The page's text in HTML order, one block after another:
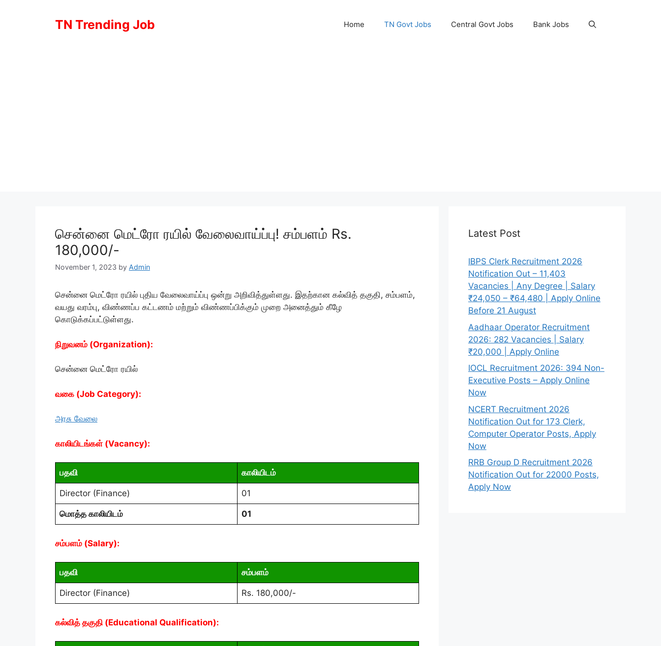
TN Trending Job Home TN Govt Jobs Central Govt Jobs Bank Jobs
சென்னை மெட்ரோ ரயில் வேலைவாய்ப்பு! சம்பளம் Rs.
180,000/-
November 1, 2023 by Admin
சென்னை மெட்ரோ ரயில் புதிய வேலைவாய்ப்பு ஒன்று அறிவித்துள்ளது. இதற்கான கல்வித் தகுதி, சம்பளம்,
வயது வரம்பு, விண்ணப்ப கட்டணம் மற்றும் விண்ணப்பிக்கும் முறை அனைத்தும் கீழே
கொடுக்கப்பட்டுள்ளது.
நிறுவனம் (Organization):
சென்னை மெட்ரோ ரயில்
வகை (Job Category):
அரசு வேலை
காலியிடங்கள் (Vacancy):
பதவி காலியிடம்
Director (Finance) 01
மொத்த காலியிடம் 01
சம்பளம் (Salary):
பதவி சம்பளம்
Director (Finance) Rs. 180,000/-
கல்வித் தகுதி (Educational Qualification):
Latest Post
IBPS Clerk Recruitment 2026
Notification Out – 11,403
Vacancies | Any Degree | Salary
₹24,050 – ₹64,480 | Apply Online
Before 21 August
Aadhaar Operator Recruitment
2026: 282 Vacancies | Salary
₹20,000 | Apply Online
IOCL Recruitment 2026: 394 Non-
Executive Posts – Apply Online
Now
NCERT Recruitment 2026
Notification Out for 173 Clerk,
Computer Operator Posts, Apply
Now
RRB Group D Recruitment 2026
Notification Out for 22000 Posts,
Apply Now